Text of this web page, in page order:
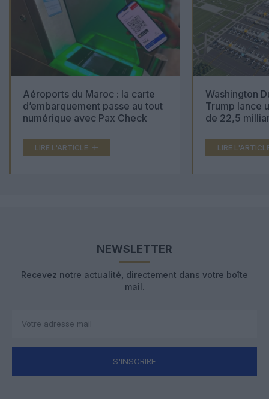
Aéroports du Maroc : la carte
d’embarquement passe au tout
numérique avec Pax Check
LIRE L'ARTICLE
Washington
Trump lance
de 22,5
LIRE
NEWSLETTER
Recevez notre actualité, directement dans votre boîte
mail.
S'INSCRIRE